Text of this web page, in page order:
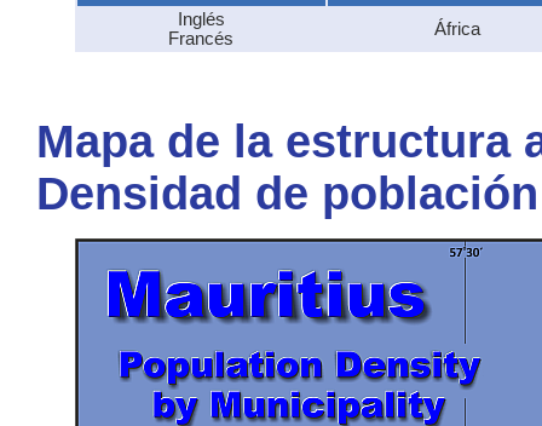
Inglés
Francés
África
Mapa de la estructura
Densidad de